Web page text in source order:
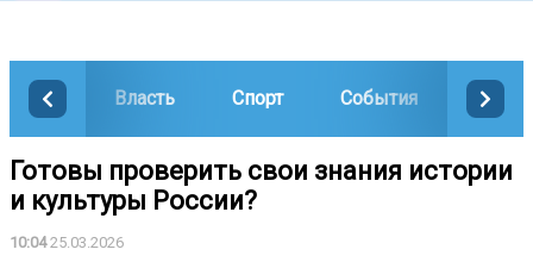
Власть Спорт События
Готовы проверить свои знания истории
и культуры России?
10:0425.03.2026